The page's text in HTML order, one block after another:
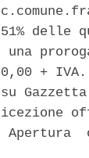
delle
una
+